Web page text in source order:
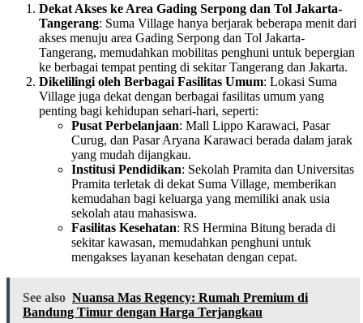
Dekat Akses ke Area Gading Serpong dan Tol Jakarta-
Tangerang: Suma Village hanya berjarak beberapa menit dari
akses menuju area Gading Serpong dan Tol Jakarta-
Tangerang, memudahkan mobilitas penghuni untuk bepergian
ke berbagai tempat penting di sekitar Tangerang dan Jakarta.
Dikelilingi oleh Berbagai Fasilitas Umum: Lokasi Suma
Village juga dekat dengan berbagai fasilitas umum yang
penting bagi kehidupan sehari-hari, seperti:
Pusat Perbelanjaan: Mall Lippo Karawaci, Pasar
Curug, dan Pasar Aryana Karawaci berada dalam jarak
yang mudah dijangkau.
Institusi Pendidikan: Sekolah Pramita dan Universitas
Pramita terletak di dekat Suma Village, memberikan
kemudahan bagi keluarga yang memiliki anak usia
sekolah atau mahasiswa.
Fasilitas Kesehatan: RS Hermina Bitung berada di
sekitar kawasan, memudahkan penghuni untuk
mengakses layanan kesehatan dengan cepat.
See also Nuansa Mas Regency: Rumah Premium di
Bandung Timur dengan Harga Terjangkau